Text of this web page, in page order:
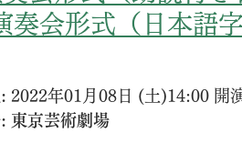
奏会形式（日本語
2022年01月08日 (土)14:00 開
東京芸術劇場